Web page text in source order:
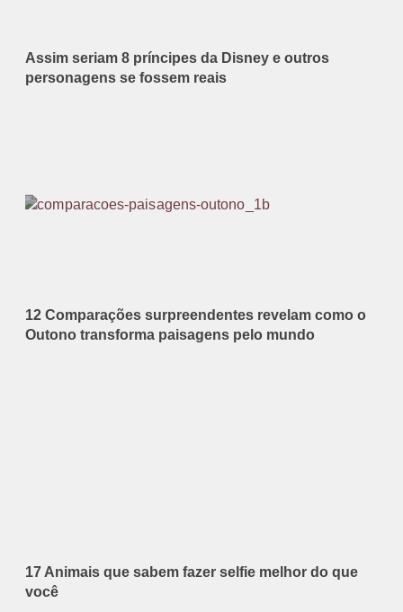
Assim seriam 8 príncipes da Disney e outros
personagens se fossem reais
12 Comparações surpreendentes revelam como o
Outono transforma paisagens pelo mundo
17 Animais que sabem fazer selfie melhor do que
você